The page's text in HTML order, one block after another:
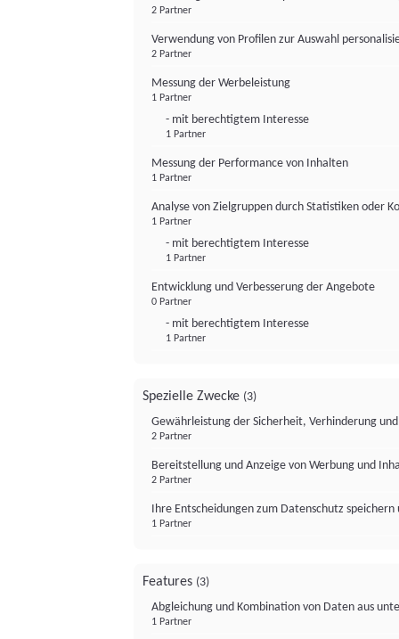
2 Partner
Verwendung von Profilen zur Auswahl
2 Partner
Messung der Werbeleistung
1 Partner
- mit berechtigtem Interesse
1 Partner
Messung der Performance von Inhalten
1 Partner
Analyse von Zielgruppen durch Statistiken oder
1 Partner
- mit berechtigtem Interesse
1 Partner
Entwicklung und Verbesserung der Angebote
0 Partner
- mit berechtigtem Interesse
1 Partner
Spezielle Zwecke (3)
Gewährleistung der Sicherheit, Verhinderung
2 Partner
Bereitstellung und Anzeige von Werbung und
2 Partner
Ihre Entscheidungen zum Datenschutz
1 Partner
Features (3)
Abgleichung und Kombination von Daten aus
1 Partner